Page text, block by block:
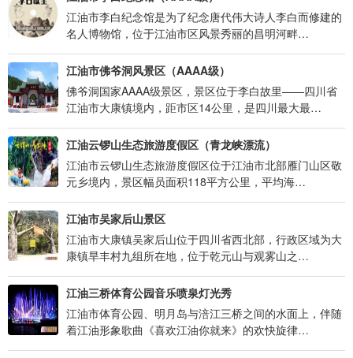
江油市李白纪念馆是为了纪念唐代伟大诗人李白而修建的
名人博物馆，位于江油市区风景秀丽的昌明河畔…
江油市佛爷洞风景区（AAAA级）
佛爷洞国家AAAA级景区，景区位于李白故里——四川省
江油市大康镇境内，距市区14公里，是四川最大最…
江油云锣山生态旅游度假区（青龙峡漂流）
江油市云锣山生态旅游度假区位于江油市北部雁门山区敬
元乡境内，景区幅员面积118平方公里，平均海…
江油市吴家后山景区
江油市大康镇吴家后山位于四川省西北部，行政区域为大
康镇旱丰村九组所在地，位于乾元山与观雾山之…
江油三桥体育公园音乐喷泉灯光秀
江油市体育公园、明月岛与涪江三桥之间的水面上，伴随
着江油形象歌曲《喜欢江油你就来》的欢快旋律…